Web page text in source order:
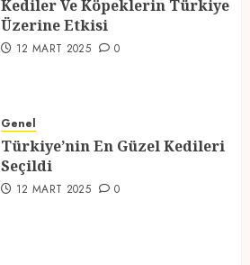
12 MART 2025 0
Seçildi
12 MART 2025 0
Kediler Ve Köpeklerin Türkiye
Üzerine Etkisi
12 MART 2025 0
Genel
Türkiye’nin En Güzel Kedileri
Seçildi
12 MART 2025 0